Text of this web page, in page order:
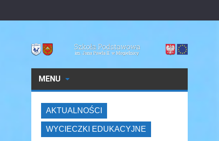
MENU
AKTUALNOŚCI
WYCIECZKI EDUKACYJNE